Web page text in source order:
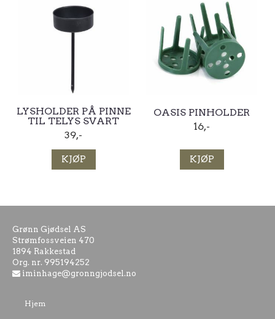
LYSHOLDER PÅ PINNE
TIL TELYS SVART
39,-
KJØP
OASIS PINHOLDER
16,-
KJØP
Grønn Gjødsel AS
Strømfossveien 470
1894 Rakkestad
Org. nr. 995194252
iminhage@gronngjodsel.no
Hjem